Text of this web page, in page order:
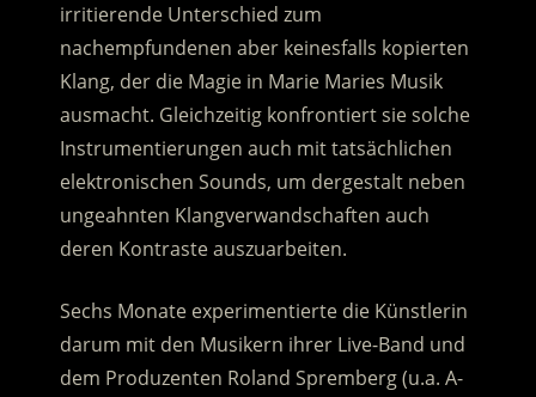
irritierende Unterschied zum
nachempfundenen aber keinesfalls kopierten
Klang, der die Magie in Marie Maries Musik
ausmacht. Gleichzeitig konfrontiert sie solche
Instrumentierungen auch mit tatsächlichen
elektronischen Sounds, um dergestalt neben
ungeahnten Klangverwandschaften auch
deren Kontraste auszuarbeiten.
Sechs Monate experimentierte die Künstlerin
darum mit den Musikern ihrer Live-Band und
dem Produzenten Roland Spremberg (u.a. A-